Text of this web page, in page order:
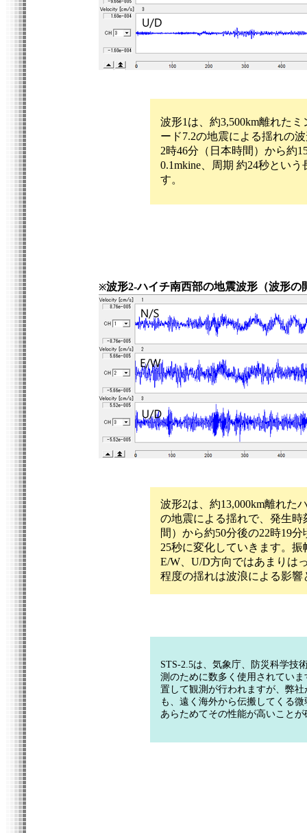
波形1 は、約3,500km離れたミ
ード7.2の地震による揺れの
2時46分（日本時間）から約
0.1mkine 、周期 約24秒という
す。
※波形2-ハイチ南西部の地震波形（波形の
波形2は、約13,000km離れた
の地震による揺れで、発生時
間）から約50分後の22時19
25秒に変化していきます。振
E/W
U/D方向ではあまりは
程度の揺れは波浪による影響
STS-2.5は、気象庁、防災科学技
測のために数多く使用されてい
置して観測が行われますが、弊
も、遠く海外から伝搬してくる
あらためてその性能が高いこと